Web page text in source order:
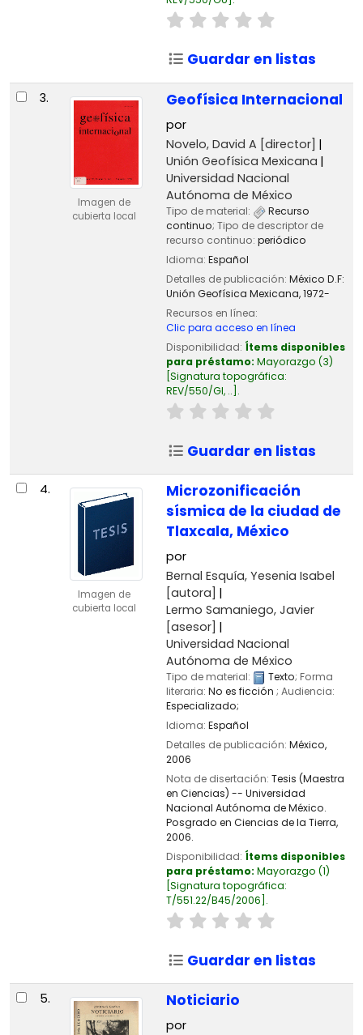
Guardar en listas
3.
Imagen de
cubierta local
Geofísica Internacional
por
Novelo, David A [director]
Unión Geofísica Mexicana
Universidad Nacional
Autónoma de México
Tipo de material:
Recurso
continuo; Tipo de descriptor de
recurso continuo: periódico
Idioma: Español
Detalles de publicación: México D.F:
Unión Geofísica Mexicana,1972-
Recursos en línea:
Clic para acceso en línea
Disponibilidad: Ítems disponibles
para préstamo: Mayorazgo (3)
Signatura topográfica:
REV/550/GI, .. .
Guardar en listas
4.
Imagen de
cubierta local
Microzonificación
sísmica de la ciudad de
Tlaxcala, México
por
Bernal Esquía, Yesenia Isabel
[autora]
Lermo Samaniego, Javier
[asesor]
Universidad Nacional
Autónoma de México
Tipo de material: Texto; Forma
literaria: No es ficción ; Audiencia:
Especializado;
Idioma: Español
Detalles de publicación: México,
2006
Nota de disertación: Tesis (Maestra
en Ciencias) -- Universidad
Nacional Autónoma de México.
Posgrado en Ciencias de la Tierra,
2006.
Disponibilidad: Ítems disponibles
para préstamo: Mayorazgo (1)
Signatura topográfica:
T/551.22/B45/2006 .
Guardar en listas
5. Noticiario
por